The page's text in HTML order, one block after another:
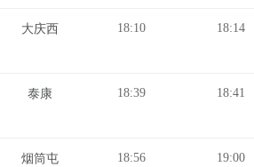
大庆西 18:10 18:14
泰康 18:39 18:41
烟筒屯 18:56 19:00